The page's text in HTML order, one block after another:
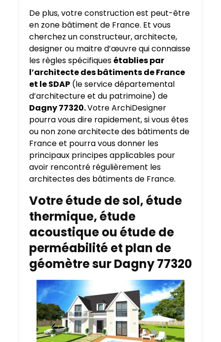
De plus, votre construction est peut-être
en zone bâtiment de France. Et vous
cherchez un constructeur, architecte,
designer ou maitre d’œuvre qui connaisse
les règles spécifiquesétablies par
l’architecte des bâtiments de France
et le SDAP (le service départemental
d’architecture et du patrimoine) de
Dagny 77320.Votre ArchiDesigner
pourra vous dire rapidement, si vous êtes
ou non zone architecte des bâtiments de
France et pourra vous donner les
principaux principes applicables pour
avoir rencontré régulièrement les
architectes des bâtiments de France.
Votre étude de sol, étude
thermique, étude
acoustique ou étude de
perméabilité et plan de
géomètre sur Dagny 77320